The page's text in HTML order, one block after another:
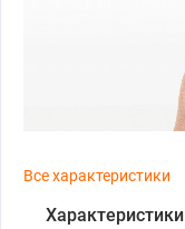
Все характеристики
Характеристики